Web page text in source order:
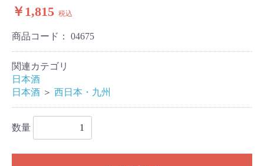
￥1,815 税込
商品コード： 04675
関連カテゴリ
日本酒
日本酒 ＞ 西日本・九州
数量